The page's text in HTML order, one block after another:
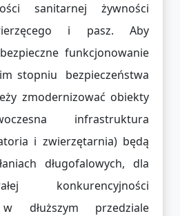
sanitarnej żywności
i pasz. Aby
funkcjonowanie
stopniu bezpieczeństwa
zmodernizować obiekty
infrastruktura
i zwierzętarnia) będą
długofalowych, dla
konkurencyjności
dłuższym przedziale